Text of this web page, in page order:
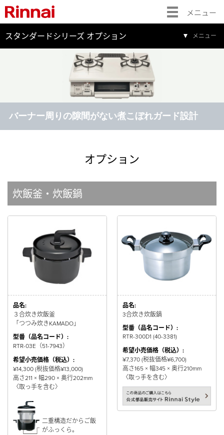
メニュー
スタンダードシリーズ オプション メニュー
バーナー周りの隙間がない煮こぼれガード設計
オプション
炊飯釜・炊飯鍋
品名:
３合炊き炊飯釜
「つつみ炊きKAMADO」
型番（品名コード）:
RTR-03E（51-7943）
希望小売価格（税込）:
¥14,300 (税抜価格¥13,000)
高さ211 × 幅290 × 奥行202mm
〈取っ手を含む〉
二重構造だからご飯
がふっくら。
品名:
3合炊き炊飯鍋
型番（品名コード）:
RTR-300D1 (40-3381)
希望小売価格（税込）:
¥7,370 (税抜価格¥6,700)
高さ165 × 幅345 × 奥行210mm
〈取っ手を含む〉